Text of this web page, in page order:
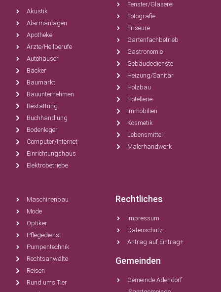
Akustik
Alarmanlagen
Apotheke
Ärzte/Heilberufe
Autohäuser
Bäcker
Baumarkt
Bauunternehmen
Bestattung
Buchhandlung
Bodenleger
Computer/Internet
Einrichtungshaus
Elektrobetriebe
Fenster/Glaserei
Fotografie
Friseure
Gartenfachbetrieb
Gastronomie
Gebäudedienste
Heizung/Sanitär
Holzbau
Hotellerie
Immobilien
Kosmetik
Lebensmittel
Malerhandwerk
Maschinenbau
Mode
Optiker
Pflegedienst
Pumpentechnik
Rechtsanwälte
Reisen
Rund ums Tier
Rechtliches
Impressum
Datenschutz
Antrag auf Eintrag+
Gemeinden
Gemeinde Adendorf